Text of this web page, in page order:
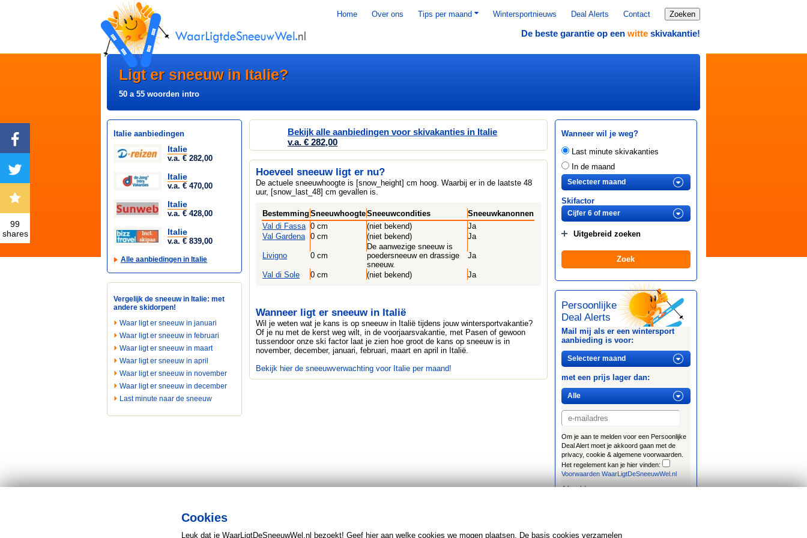
Home Over ons Tips per maand Wintersportnieuws Deal Alerts Contact Zoeken
De beste garantie op een witte skivakantie!
Ligt er sneeuw in Italie?
50 a 55 woorden intro
Italie aanbiedingen
Italie
v.a. € 282,00
Italie
v.a. € 470,00
Italie
v.a. € 428,00
Italie
v.a. € 839,00
Alle aanbiedingen in Italie
Vergelijk de sneeuw in Italie: met
andere skidorpen!
Waar ligt er sneeuw in januari
Waar ligt er sneeuw in februari
Waar ligt er sneeuw in maart
Waar ligt er sneeuw in april
Waar ligt er sneeuw in november
Waar ligt er sneeuw in december
Last minute naar de sneeuw
Bekijk alle aanbiedingen voor skivakanties in Italie
v.a. € 282,00
Hoeveel sneeuw ligt er nu?
De actuele sneeuwhoogte is [snow_height] cm hoog. Waarbij er in de laatste 48
uur, [snow_last_48] cm gevallen is.
Bestemming SneeuwhoogteSneeuwcondities
Sneeuwkanonnen
Val di Fassa 0 cm (niet bekend)
Ja
Val Gardena 0 cm (niet bekend) Ja
Livigno 0 cm
De aanwezige sneeuw is
poedersneeuw en drassige
sneeuw.
Ja
Val di Sole 0 cm (niet bekend) Ja
Wanneer ligt er sneeuw in Italië
Wil je weten wat je kans is op sneeuw in Italië tijdens jouw wintersportvakantie?
Of je nu met de kerst weg wilt, in de voorjaarsvakantie, met Pasen of gewoon
tussendoor onze ski factor laat je zien hoe groot de kans op sneeuw is in
november, december, januari, februari, maart en april in Italië.
Bekijk hier de sneeuwverwachting voor Italie per maand!
Wanneer wil je weg?
Last minute skivakanties
In de maand
Skifactor
Uitgebreid zoeken
Persoonlijke
Deal Alerts
Mail mij als er een wintersport
aanbieding is voor:
met een prijs lager dan:
Om je aan te melden voor een Persoonlijke
Deal Alert moet je akkoord gaan met de
privacy, cookie & algemene voorwaarden.
Het regelement kan je hier vinden:
Voorwaarden WaarLigtDeSneeuwWel.nl
Afmelden
99
shares
Cookies
Leuk dat je WaarLigtDeSneeuwWel.nl bezoekt! Geef hier aan welke cookies we mogen plaatsen. De basis cookies verzamelen